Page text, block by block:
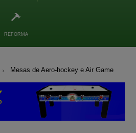
REFORMA
Mesas de Aero-hockey e Air Game